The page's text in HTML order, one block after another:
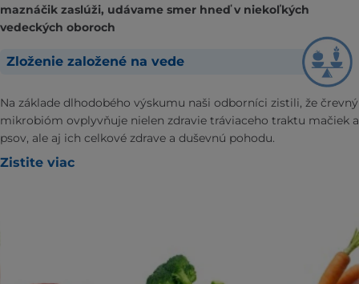
maznáčik zaslúži, udávame smer hneď v niekoľkých
vedeckých oboroch
Zloženie založené na vede
Na základe dlhodobého výskumu naši odborníci zistili, že črevný
mikrobióm ovplyvňuje nielen zdravie tráviaceho traktu mačiek a
psov, ale aj ich celkové zdrave a duševnú pohodu.
Zistite viac